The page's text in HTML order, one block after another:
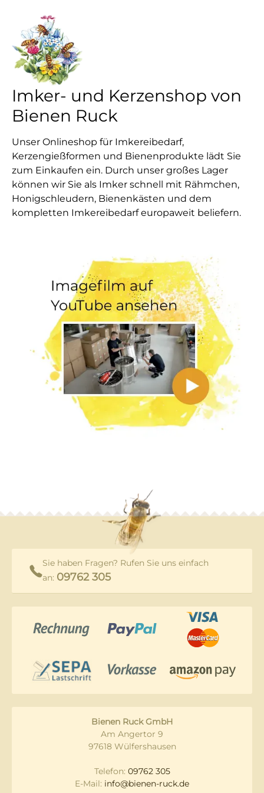
Imker- und Kerzenshop von
Bienen Ruck
Unser Onlineshop für Imkereibedarf,
Kerzengießformen und Bienenprodukte lädt Sie
zum Einkaufen ein. Durch unser großes Lager
können wir Sie als Imker schnell mit Rähmchen,
Honigschleudern, Bienenkästen und dem
kompletten Imkereibedarf europaweit beliefern.
Sie haben Fragen? Rufen Sie uns einfach
an: 09762 305
Bienen Ruck GmbH
Am Angertor 9
97618 Wülfershausen
Telefon: 09762 305
E-Mail: info@bienen-ruck.de